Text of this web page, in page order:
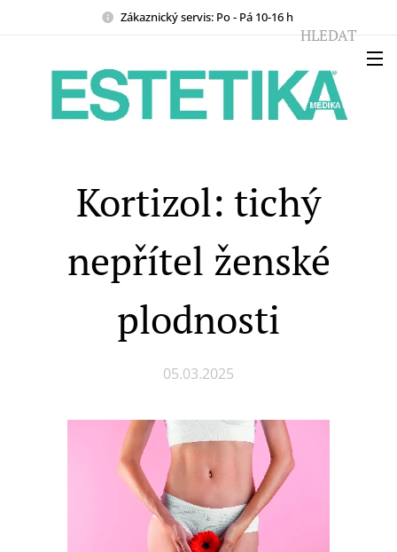
Zákaznický servis: Po - Pá 10-16 h
HLEDAT
Kortizol: tichý
nepřítel ženské
plodnosti
05.03.2025